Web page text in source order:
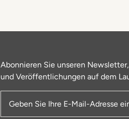
Abonnieren Sie unseren
und Veröffentlichungen auf dem
E-Mail-Adresse